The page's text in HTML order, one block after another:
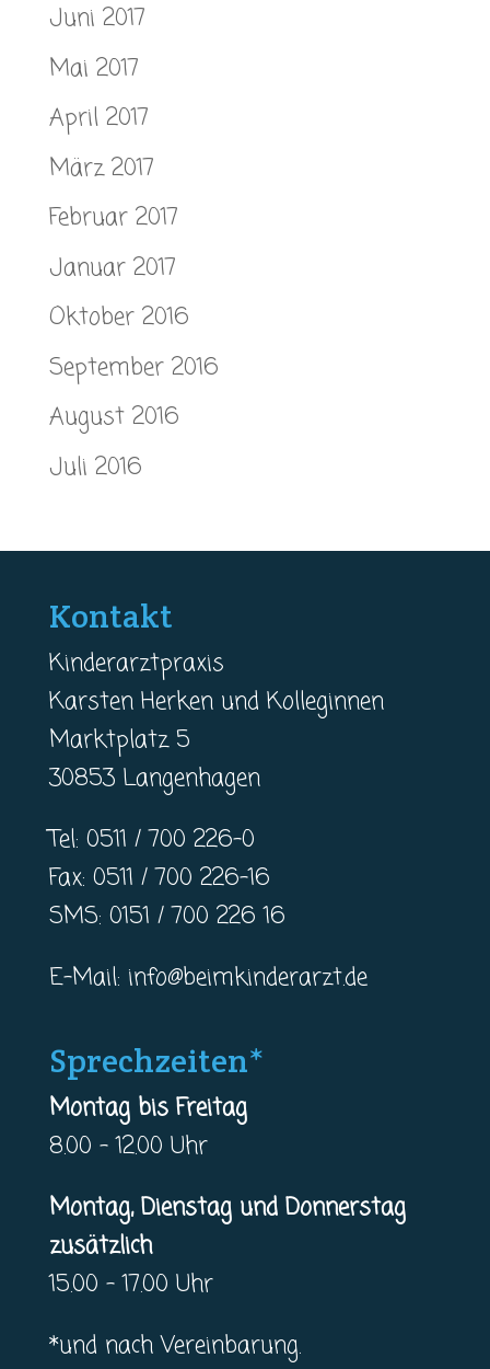
Juni 2017
Mai 2017
April 2017
März 2017
Februar 2017
Januar 2017
Oktober 2016
September 2016
August 2016
Juli 2016
Kontakt
Kinderarztpraxis
Karsten Herken und Kolleginnen
Marktplatz 5
30853 Langenhagen
Tel: 0511 / 700 226-0
Fax: 0511 / 700 226-16
SMS: 0151 / 700 226 16
E-Mail: info@beimkinderarzt.de
Sprechzeiten*
Montag bis Freitag
8.00 – 12.00 Uhr
Montag, Dienstag und Donnerstag
zusätzlich
15.00 – 17.00 Uhr
*und nach Vereinbarung.